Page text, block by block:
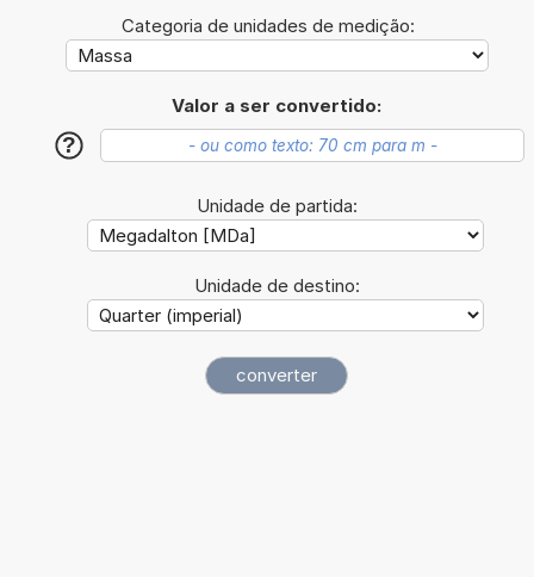
Categoria de unidades de medição:
Valor a ser convertido:
?
Unidade de partida:
Unidade de destino: